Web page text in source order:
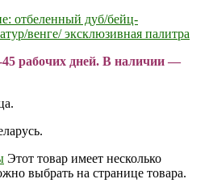
отбеленный дуб/бейц-
венге/ эксклюзивная палитра
рабочих дней. В наличии —
Этот товар имеет несколько
выбрать на странице товара.